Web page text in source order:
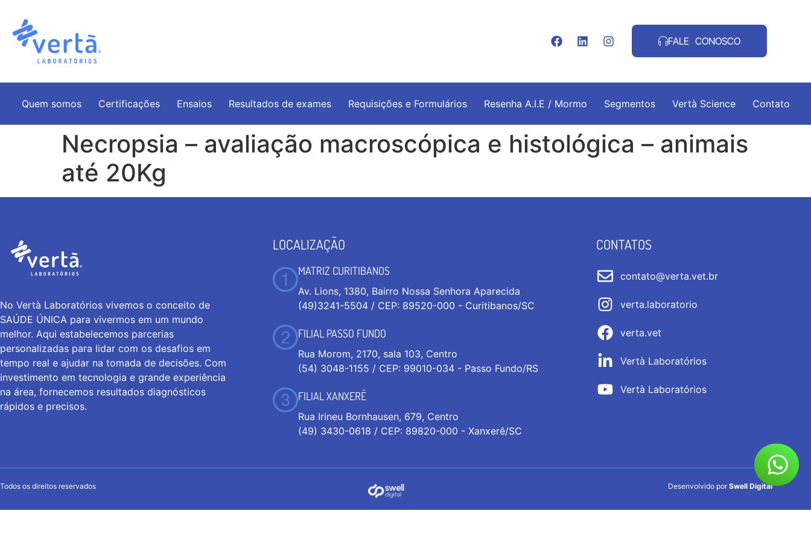
FALE CONOSCO
Quem somos Certificações Ensaios Resultados de exames Requisições e Formulários Resenha A.I.E / Mormo Segmentos Vertà Science Contato
Necropsia – avaliação macroscópica e histológica – animais
até 20Kg
No Vertà Laboratórios vivemos o conceito de
SAÚDE ÚNICA para vivermos em um mundo
melhor. Aqui estabelecemos parcerias
personalizadas para lidar com os desafios em
tempo real e ajudar na tomada de decisões. Com
investimento em tecnologia e grande experiência
na área, fornecemos resultados diagnósticos
rápidos e precisos.
LOCALIZAÇÃO
MATRIZ CURITIBANOS
Av. Lions, 1380, Bairro Nossa Senhora Aparecida
(49)3241-5504 / CEP: 89520-000 - Curitibanos/SC
FILIAL PASSO FUNDO
Rua Morom, 2170, sala 103, Centro
(54) 3048-1155 / CEP: 99010-034 - Passo Fundo/RS
FILIAL XANXERÊ
Rua Irineu Bornhausen, 679, Centro
(49) 3430-0618 / CEP: 89820-000 - Xanxerê/SC
CONTATOS
contato@verta.vet.br
verta.laboratorio
verta.vet
Vertà Laboratórios
Vertà Laboratórios
Todos os direitos reservados Desenvolvido por Swell Digital